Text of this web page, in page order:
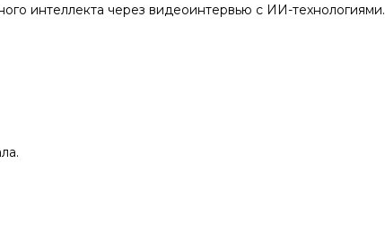
интеллекта через видеоинтервью с ИИ-технологиями.